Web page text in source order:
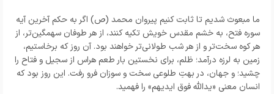
ما مبعوث شدیم تا ثابت کنیم پیروان محمد (ص) اگر به حکم آخرین آیه
سوره فتح، به خشم مقدس خویش تکیه کنند، از هر طوفان سهمگین‌تر، از
هر کوه سخت‌تر و از هر شب طولانی‌تر خواهند بود. آن روز که برخاستیم،
زمین به لرزه درآمد؛ ظلم، برای نخستین بار طعم هراس از سجیل و فتاح را
چشید؛ و جهان، در بهتِ طلوعی سخت و سوزان فرو رفت. این روز بود که
انسان معنی «یدالله فوق ایدیهم» را فهمید.